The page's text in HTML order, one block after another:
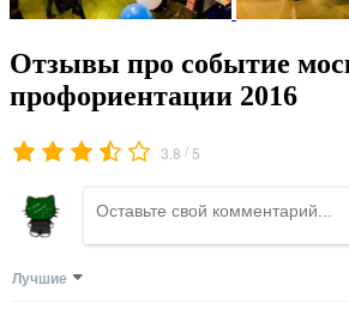
Отзывы про событие
профориентации 2016
3.8 / 5
Лучшие